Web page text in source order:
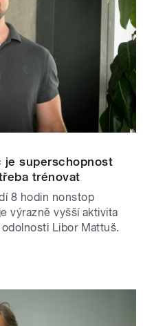
je superschopnost
trénovat
8 hodin nonstop
výrazně vyšší aktivita
Libor Mattuš.